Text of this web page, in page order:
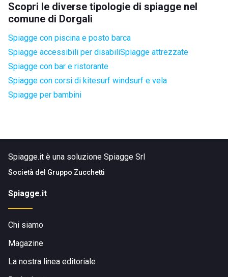
Scopri le diverse tipologie di spiagge nel
comune di Dorgali
Spiagge con piscina e posto barca
Spiagge accessibili per disabiliSpiagge attrezzate
Spiagge con bar e ristorante
Spiagge con corsi di kitesurf windsurf e vela
Spiagge per bambini
Spiagge.it è una soluzione Spiagge Srl
Società del Gruppo Zucchetti
Spiagge.it
Chi siamo
Magazine
La nostra linea editoriale